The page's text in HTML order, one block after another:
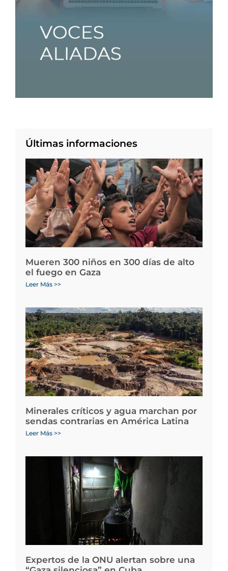
Últimas informaciones
Mueren 300 niños en 300 días de alto
el fuego en Gaza
Leer Más >>
Minerales críticos y agua marchan por
sendas contrarias en América Latina
Leer Más >>
Expertos de la ONU alertan sobre una